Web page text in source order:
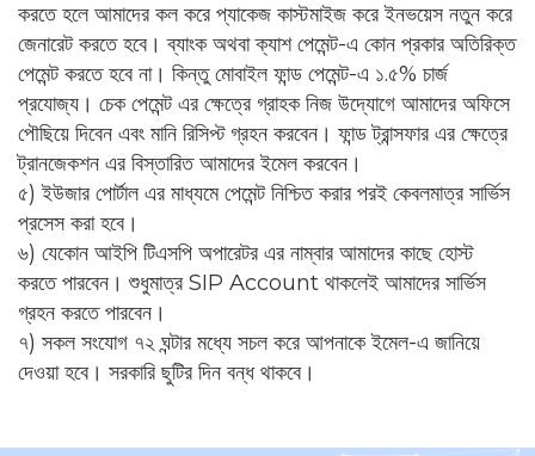
করতে হলে আমাদের কল করে প্যাকেজ কাস্টমাইজ করে ইনভয়েস নতুন করে
জেনারেট করতে হবে। ব্যাংক অথবা ক্যাশ পেমেন্ট-এ কোন প্রকার অতিরিক্ত
পেমেন্ট করতে হবে না। কিন্তু মোবাইল ফান্ড পেমেন্ট-এ ১.৫% চার্জ
প্রযোজ্য। চেক পেমেন্ট এর ক্ষেত্রে গ্রাহক নিজ উদ্যোগে আমাদের অফিসে
পৌছিয়ে দিবেন এবং মানি রিসিপ্ট গ্রহন করবেন। ফান্ড ট্রান্সফার এর ক্ষেত্রে
ট্রানজেকশন এর বিস্তারিত আমাদের ইমেল করবেন।
৫) ইউজার পোর্টাল এর মাধ্যমে পেমেন্ট নিশ্চিত করার পরই কেবলমাত্র সার্ভিস
প্রসেস করা হবে।
৬) যেকোন আইপি টিএসপি অপারেটর এর নাম্বার আমাদের কাছে হোস্ট
করতে পারবেন। শুধুমাত্র SIP Account থাকলেই আমাদের সার্ভিস
গ্রহন করতে পারবেন।
৭) সকল সংযোগ ৭২ ঘন্টার মধ্যে সচল করে আপনাকে ইমেল-এ জানিয়ে
দেওয়া হবে। সরকারি ছুটির দিন বন্ধ থাকবে।